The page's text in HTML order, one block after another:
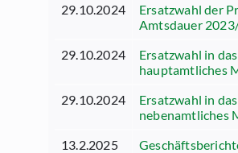
29.10.2024
Ersatzwahl der
Amtsdauer
29.10.2024
Ersatzwahl in
hauptamtliches
29.10.2024
Ersatzwahl in
nebenamtliches
13.2.2025